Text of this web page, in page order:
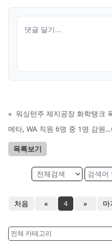
« 워싱턴주 제지공장 화학탱크
메타, WA 직원 6명 중 1명 감원
목록보기
처음 « 4 » 마